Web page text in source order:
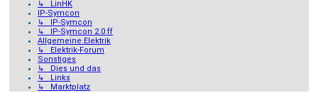
↳ LinHK
IP-Symcon
↳ IP-Symcon
↳ IP-Symcon 2.0 ff
Allgemeine Elektrik
↳ Elektrik-Forum
Sonstiges
↳ Dies und das
↳ Links
↳ Marktplatz